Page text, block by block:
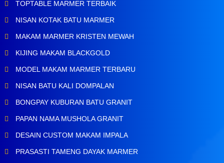
TOPTABLE MARMER TERBAIK
NISAN KOTAK BATU MARMER
MAKAM MARMER KRISTEN MEWAH
KIJING MAKAM BLACKGOLD
MODEL MAKAM MARMER TERBARU
NISAN BATU KALI DOMPALAN
BONGPAY KUBURAN BATU GRANIT
PAPAN NAMA MUSHOLA GRANIT
DESAIN CUSTOM MAKAM IMPALA
PRASASTI TAMENG DAYAK MARMER